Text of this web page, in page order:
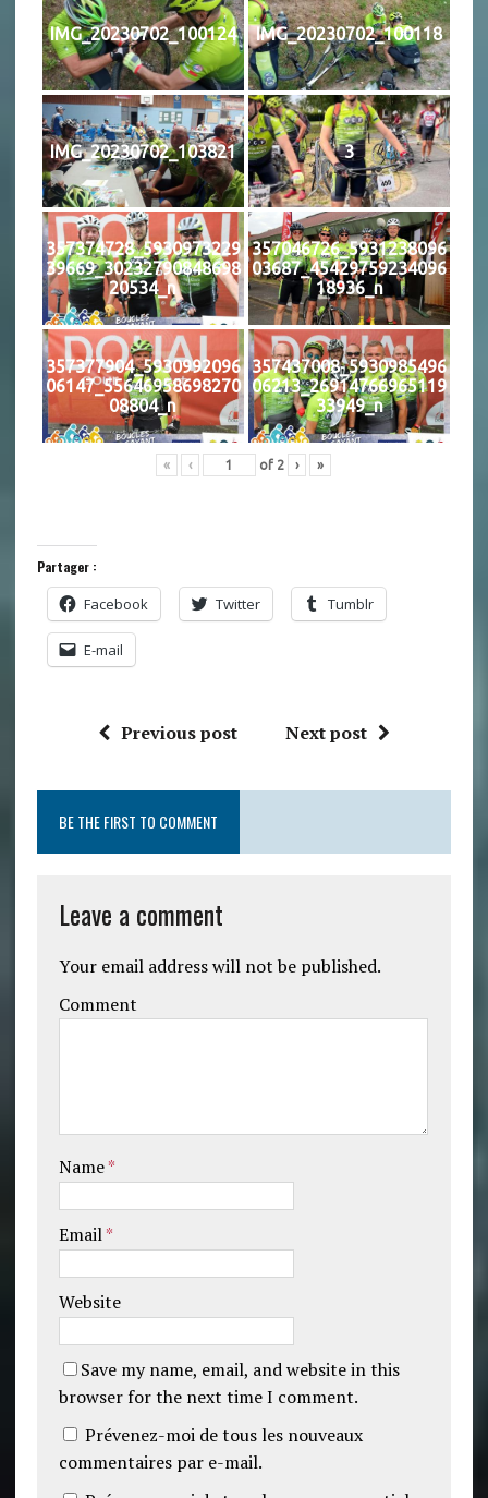
IMG_20230702_100124 IMG_20230702_100118
IMG_20230702_103821 3
357374728_5930973229
39669_30232790848698
20534_n
357046726_5931238096
03687_45429759234096
18936_n
357377904_5930992096
06147_55646958698270
08804_n
357437008_5930985496
06213_26914766965119
33949_n
« ‹ of 2 › »
Partager :
Facebook Twitter Tumblr
E-mail
Previous post Next post
BE THE FIRST TO COMMENT
Leave a comment
Your email address will not be published.
Comment
Name*
Email*
Website
Save my name, email, and website in this
browser for the next time I comment.
Prévenez-moi de tous les nouveaux
commentaires par e-mail.